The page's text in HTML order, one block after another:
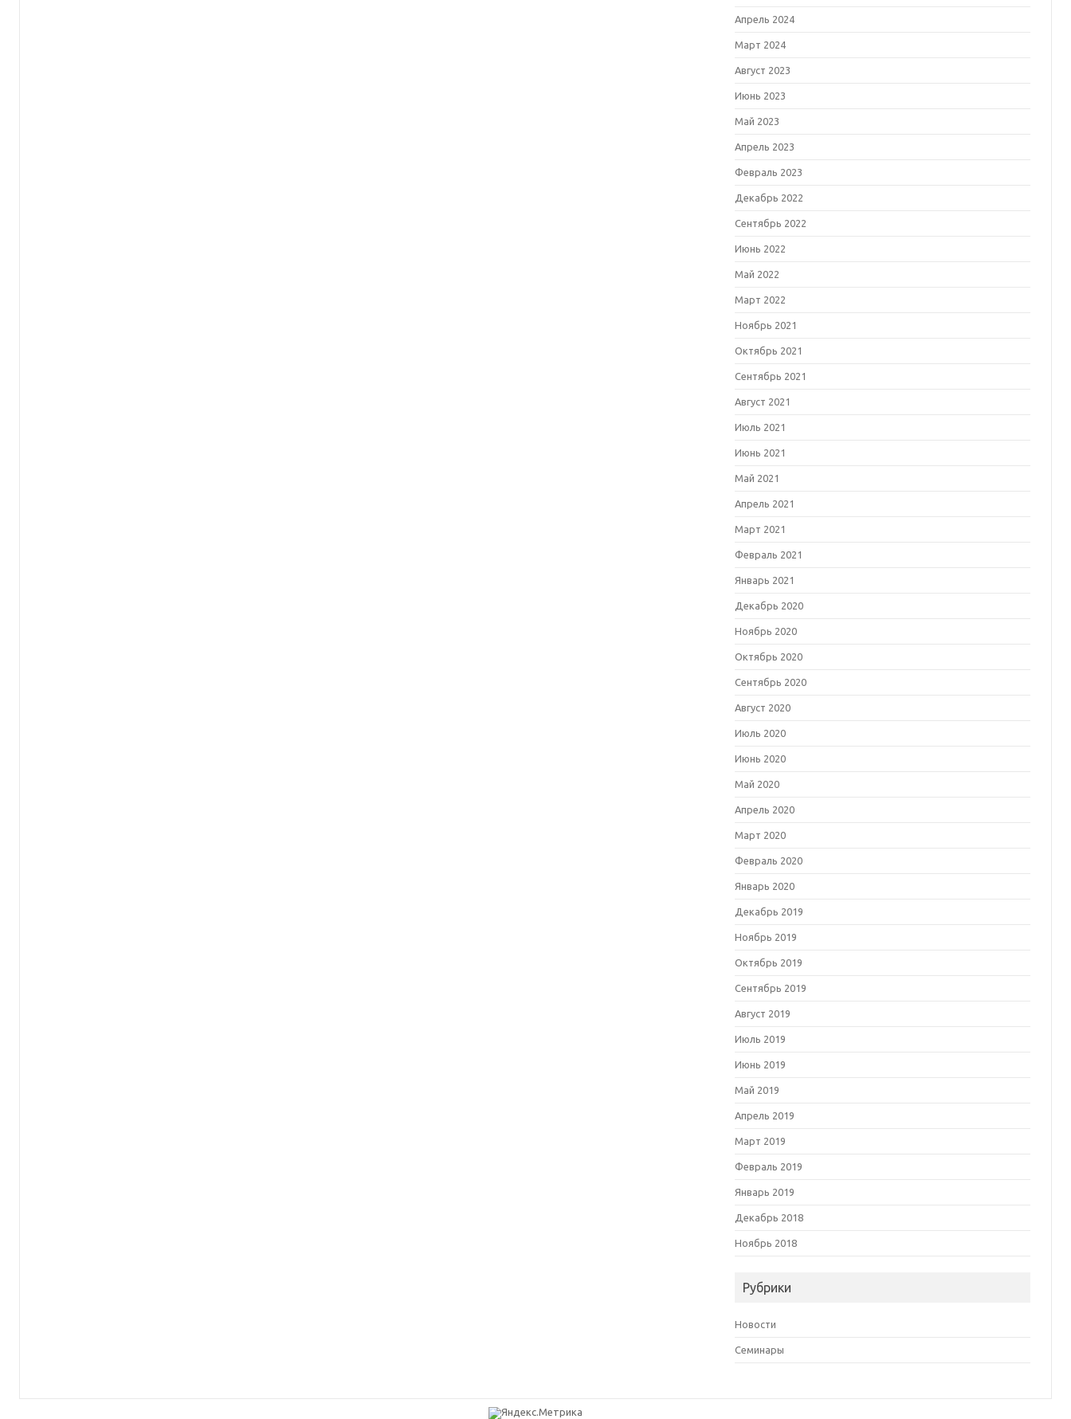
Апрель 2024
Март 2024
Август 2023
Июнь 2023
Май 2023
Апрель 2023
Февраль 2023
Декабрь 2022
Сентябрь 2022
Июнь 2022
Май 2022
Март 2022
Ноябрь 2021
Октябрь 2021
Сентябрь 2021
Август 2021
Июль 2021
Июнь 2021
Май 2021
Апрель 2021
Март 2021
Февраль 2021
Январь 2021
Декабрь 2020
Ноябрь 2020
Октябрь 2020
Сентябрь 2020
Август 2020
Июль 2020
Июнь 2020
Май 2020
Апрель 2020
Март 2020
Февраль 2020
Январь 2020
Декабрь 2019
Ноябрь 2019
Октябрь 2019
Сентябрь 2019
Август 2019
Июль 2019
Июнь 2019
Май 2019
Апрель 2019
Март 2019
Февраль 2019
Январь 2019
Декабрь 2018
Ноябрь 2018
Рубрики
Новости
Семинары